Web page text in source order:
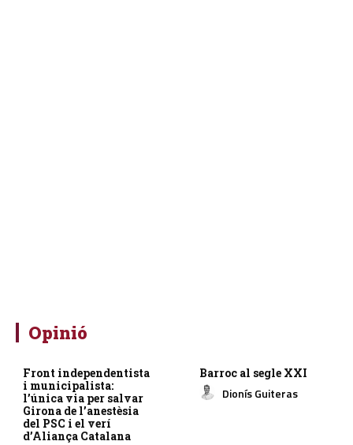
Opinió
Front independentista
i municipalista:
l’única via per salvar
Girona de l’anestèsia
del PSC i el verí
d’Aliança Catalana
Barroc al segle XXI
Dionís Guiteras